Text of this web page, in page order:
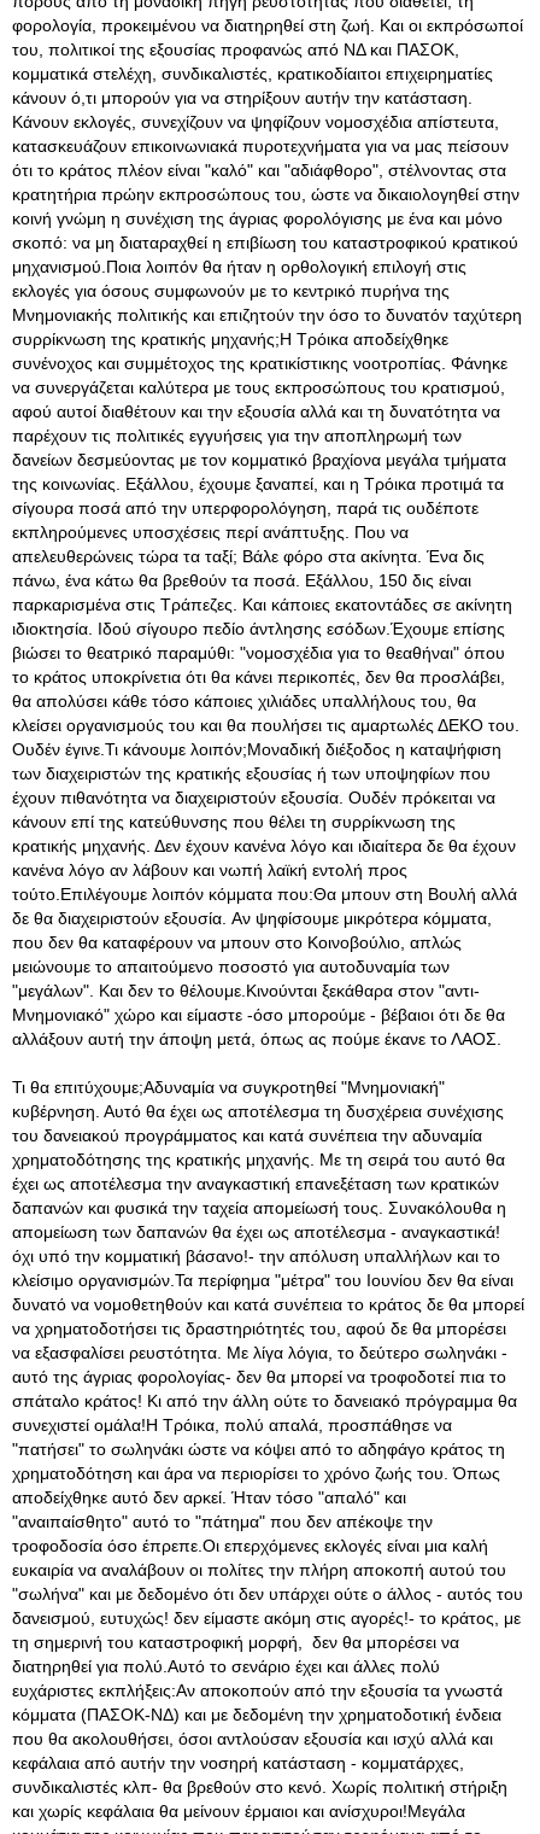
φορολογία, προκειμένου να διατηρηθεί στη ζωή. Και οι εκπρόσωποί
του, πολιτικοί της εξουσίας προφανώς από ΝΔ και ΠΑΣΟΚ,
κομματικά στελέχη, συνδικαλιστές, κρατικοδίαιτοι επιχειρηματίες
κάνουν ό,τι μπορούν για να στηρίξουν αυτήν την κατάσταση.
Κάνουν εκλογές, συνεχίζουν να ψηφίζουν νομοσχέδια απίστευτα,
κατασκευάζουν επικοινωνιακά πυροτεχνήματα για να μας πείσουν
ότι το κράτος πλέον είναι "καλό" και "αδιάφθορο", στέλνοντας στα
κρατητήρια πρώην εκπροσώπους του, ώστε να δικαιολογηθεί στην
κοινή γνώμη η συνέχιση της άγριας φορολόγισης με ένα και μόνο
σκοπό: να μη διαταραχθεί η επιβίωση του καταστροφικού κρατικού
μηχανισμού.Ποια λοιπόν θα ήταν η ορθολογική επιλογή στις
εκλογές για όσους συμφωνούν με το κεντρικό πυρήνα της
Μνημονιακής πολιτικής και επιζητούν την όσο το δυνατόν ταχύτερη
συρρίκνωση της κρατικής μηχανής;Η Τρόικα αποδείχθηκε
συνένοχος και συμμέτοχος της κρατικίστικης νοοτροπίας. Φάνηκε
να συνεργάζεται καλύτερα με τους εκπροσώπους του κρατισμού,
αφού αυτοί διαθέτουν και την εξουσία αλλά και τη δυνατότητα να
παρέχουν τις πολιτικές εγγυήσεις για την αποπληρωμή των
δανείων δεσμεύοντας με τον κομματικό βραχίονα μεγάλα τμήματα
της κοινωνίας. Εξάλλου, έχουμε ξαναπεί, και η Τρόικα προτιμά τα
σίγουρα ποσά από την υπερφορολόγηση, παρά τις ουδέποτε
εκπληρούμενες υποσχέσεις περί ανάπτυξης. Που να
απελευθερώνεις τώρα τα ταξί; Βάλε φόρο στα ακίνητα. Ένα δις
πάνω, ένα κάτω θα βρεθούν τα ποσά. Εξάλλου, 150 δις είναι
παρκαρισμένα στις Τράπεζες. Και κάποιες εκατοντάδες σε ακίνητη
ιδιοκτησία. Ιδού σίγουρο πεδίο άντλησης εσόδων.Έχουμε επίσης
βιώσει το θεατρικό παραμύθι: "νομοσχέδια για το θεαθήναι" όπου
το κράτος υποκρίνετια ότι θα κάνει περικοπές, δεν θα προσλάβει,
θα απολύσει κάθε τόσο κάποιες χιλιάδες υπαλλήλους του, θα
κλείσει οργανισμούς του και θα πουλήσει τις αμαρτωλές ΔΕΚΟ του.
Ουδέν έγινε.Τι κάνουμε λοιπόν;Μοναδική διέξοδος η καταψήφιση
των διαχειριστών της κρατικής εξουσίας ή των υποψηφίων που
έχουν πιθανότητα να διαχειριστούν εξουσία. Ουδέν πρόκειται να
κάνουν επί της κατεύθυνσης που θέλει τη συρρίκνωση της
κρατικής μηχανής. Δεν έχουν κανένα λόγο και ιδιαίτερα δε θα έχουν
κανένα λόγο αν λάβουν και νωπή λαϊκή εντολή προς
τούτο.Επιλέγουμε λοιπόν κόμματα που:Θα μπουν στη Βουλή αλλά
δε θα διαχειριστούν εξουσία. Αν ψηφίσουμε μικρότερα κόμματα,
που δεν θα καταφέρουν να μπουν στο Κοινοβούλιο, απλώς
μειώνουμε το απαιτούμενο ποσοστό για αυτοδυναμία των
"μεγάλων". Και δεν το θέλουμε.Κινούνται ξεκάθαρα στον "αντι-
Μνημονιακό" χώρο και είμαστε -όσο μπορούμε - βέβαιοι ότι δε θα
αλλάξουν αυτή την άποψη μετά, όπως ας πούμε έκανε το ΛΑΟΣ.
Τι θα επιτύχουμε;Αδυναμία να συγκροτηθεί "Μνημονιακή"
κυβέρνηση. Αυτό θα έχει ως αποτέλεσμα τη δυσχέρεια συνέχισης
του δανειακού προγράμματος και κατά συνέπεια την αδυναμία
χρηματοδότησης της κρατικής μηχανής. Με τη σειρά του αυτό θα
έχει ως αποτέλεσμα την αναγκαστική επανεξέταση των κρατικών
δαπανών και φυσικά την ταχεία απομείωσή τους. Συνακόλουθα η
απομείωση των δαπανών θα έχει ως αποτέλεσμα - αναγκαστικά!
όχι υπό την κομματική βάσανο!- την απόλυση υπαλλήλων και το
κλείσιμο οργανισμών.Τα περίφημα "μέτρα" του Ιουνίου δεν θα είναι
δυνατό να νομοθετηθούν και κατά συνέπεια το κράτος δε θα μπορεί
να χρηματοδοτήσει τις δραστηριότητές του, αφού δε θα μπορέσει
να εξασφαλίσει ρευστότητα. Με λίγα λόγια, το δεύτερο σωληνάκι -
αυτό της άγριας φορολογίας- δεν θα μπορεί να τροφοδοτεί πια το
σπάταλο κράτος! Κι από την άλλη ούτε το δανειακό πρόγραμμα θα
συνεχιστεί ομάλα!Η Τρόικα, πολύ απαλά, προσπάθησε να
"πατήσει" το σωληνάκι ώστε να κόψει από το αδηφάγο κράτος τη
χρηματοδότηση και άρα να περιορίσει το χρόνο ζωής του. Όπως
αποδείχθηκε αυτό δεν αρκεί. Ήταν τόσο "απαλό" και
"αναιπαίσθητο" αυτό το "πάτημα" που δεν απέκοψε την
τροφοδοσία όσο έπρεπε.Οι επερχόμενες εκλογές είναι μια καλή
ευκαιρία να αναλάβουν οι πολίτες την πλήρη αποκοπή αυτού του
"σωλήνα" και με δεδομένο ότι δεν υπάρχει ούτε ο άλλος - αυτός του
δανεισμού, ευτυχώς! δεν είμαστε ακόμη στις αγορές!- το κράτος, με
τη σημερινή του καταστροφική μορφή, δεν θα μπορέσει να
διατηρηθεί για πολύ.Αυτό το σενάριο έχει και άλλες πολύ
ευχάριστες εκπλήξεις:Αν αποκοπούν από την εξουσία τα γνωστά
κόμματα (ΠΑΣΟΚ-ΝΔ) και με δεδομένη την χρηματοδοτική ένδεια
που θα ακολουθήσει, όσοι αντλούσαν εξουσία και ισχύ αλλά και
κεφάλαια από αυτήν την νοσηρή κατάσταση - κομματάρχες,
συνδικαλιστές κλπ- θα βρεθούν στο κενό. Χωρίς πολιτική στήριξη
και χωρίς κεφάλαια θα μείνουν έρμαιοι και ανίσχυροι!Μεγάλα